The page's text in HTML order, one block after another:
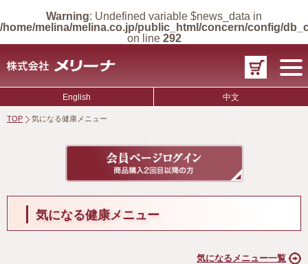
Warning: Undefined variable $news_data in
/home/melina/melina.co.jp/public_html/concern/config/
on line 292
English 中文
TOP 気になる健康メニュー
気になる健康メニュー
気になるメニュー一覧